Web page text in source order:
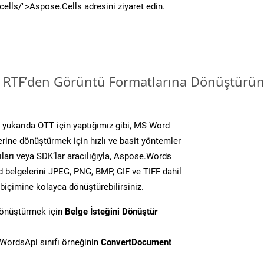
">Aspose.Cells adresini ziyaret edin.
Görüntü Formatlarına Dönüştürün
OTT için yaptığımız gibi, MS Word
dönüştürmek için hızlı ve basit yöntemler
veya SDK’lar aracılığıyla, Aspose.Words
JPEG, PNG, BMP, GIF ve TIFF dahil
kolayca dönüştürebilirsiniz.
için Belge İsteğini Dönüştür
sınıfı örneğinin ConvertDocument